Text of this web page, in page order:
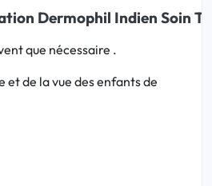
Dermophil Indien Soin
que nécessaire .
et de la vue des enfants de